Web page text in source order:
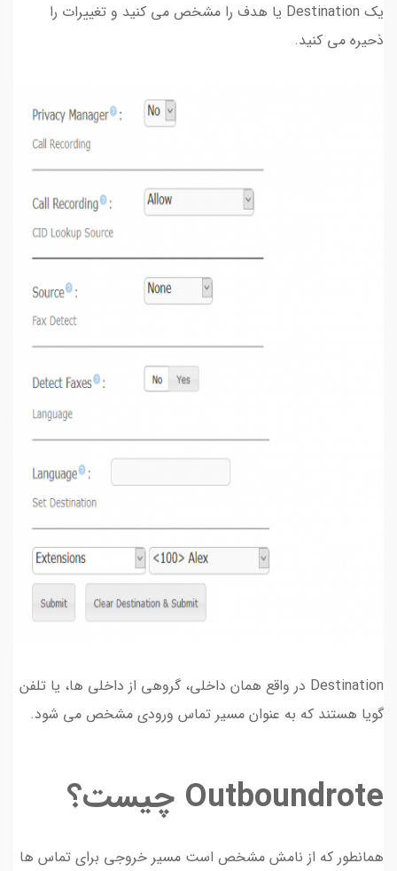
یک Destination یا هدف را مشخص می کنید و تغییرات را
ذحیره می کنید.
Destination در واقع همان داخلی، گروهی از داخلی ها، یا تلفن
گویا هستند که به عنوان مسیر تماس ورودی مشخص می شود.
Outboundrote چیست؟
همانطور که از نامش مشخص است مسیر خروجی برای تماس ها